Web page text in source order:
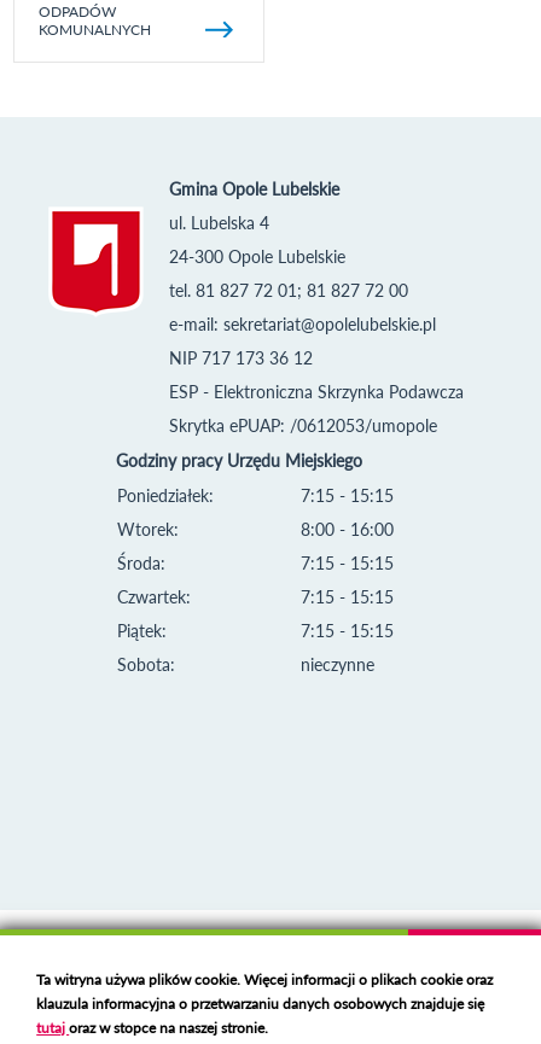
ODPADÓW
KOMUNALNYCH
Gmina Opole Lubelskie
ul. Lubelska 4
24-300 Opole Lubelskie
tel. 81 827 72 01; 81 827 72 00
e-mail: sekretariat@opolelubelskie.pl
NIP 717 173 36 12
ESP - Elektroniczna Skrzynka Podawcza
Skrytka ePUAP: /0612053/umopole
Godziny pracy Urzędu Miejskiego
Poniedziałek:
Wtorek:
Środa:
Czwartek:
Piątek:
Sobota:
7:15 - 15:15
8:00 - 16:00
7:15 - 15:15
7:15 - 15:15
7:15 - 15:15
nieczynne
Deklaracja dostępności
Polski serwer RBL
https://polspam.pl/
Ta witryna używa plików cookie. Więcej informacji o plikach cookie oraz
klauzula informacyjna o przetwarzaniu danych osobowych znajduje się
tutajoraz w stopce na naszej stronie.